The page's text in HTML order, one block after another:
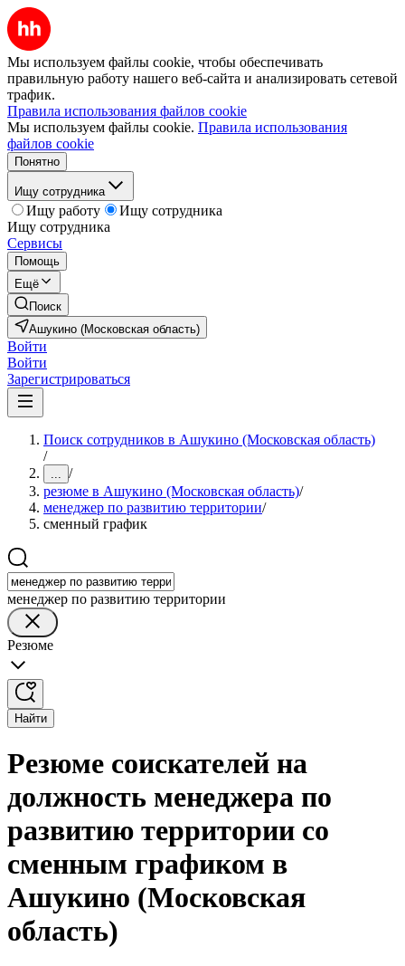
Мы используем файлы cookie, чтобы обеспечивать
правильную работу нашего веб-сайта и анализировать сетевой
трафик.
Правила использования файлов cookie
Мы используем файлы cookie. Правила использования
файлов cookie
Понятно
Ищу сотрудника
Ищу работу
Ищу сотрудника
Ищу сотрудника
Сервисы
Помощь
Ещё
Поиск
Ашукино (Московская область)
Войти
Войти
Зарегистрироваться
Поиск сотрудников в Ашукино (Московская область)
/
... /
резюме в Ашукино (Московская область)/
менеджер по развитию территории/
сменный график
менеджер по развитию территории
Резюме
Найти
Резюме соискателей на
должность менеджера по
развитию территории со
сменным графиком в
Ашукино (Московская
область)